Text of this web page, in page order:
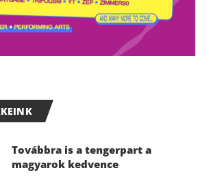
Továbbra is a tengerpart a
magyarok kedvence